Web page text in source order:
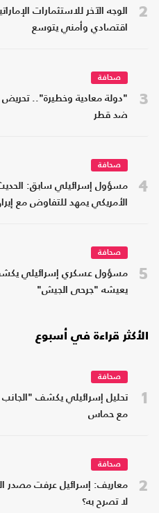
2
الوجه الآخر للاستثمارات
اقتصادي وأمني يتوسع
3
صحافة
"دولة معادية وخطيرة"..
ضد قطر
4
صحافة
مسؤول إسرائيلي سابق:
الأمريكي يمهد للتفاوض مع
5
صحافة
مسؤول عسكري إسرائيلي
يعيشه "جرحى الجيش"
الأكثر قراءة في أسبوع
1
صحافة
تحليل إسرائيلي يكشف "الجانب
مع حماس
2
صحافة
معاريف: إسرائيل عرفت مصدر
لا تصرح به؟